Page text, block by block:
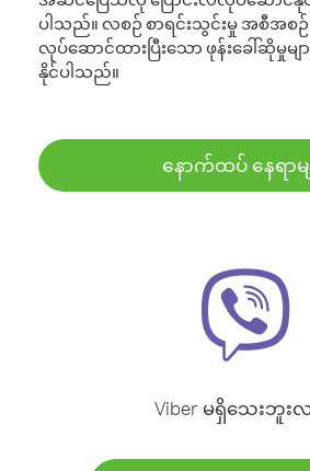
ပါသည်။ လစဉ် စာရင်းသွင်းမှု အစီအစ
လုပ်ဆောင်ထားပြီးသော ဖုန်းခေါ်ဆိုမှုမ
နိုင်ပါသည်။
နောက်ထပ် နေရာမျ
Viber မရှိသေးဘူးလ